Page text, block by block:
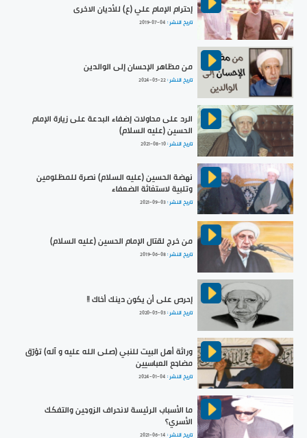
إحترام الإمام علي (ع) للأديان الاخرى
تاريخ النشر : 2019-07-04
من مظاهر الإحسان إلى الوالدين
تاريخ النشر :2024-05-22
الرد على محاولات إضفاء البدعة على زيارة الإمام
الحسين (عليه السلام)
تاريخ النشر :2021-08-10
نهضة الحسين (عليه السلام) نصرة للمظلومين
وتلبية لاستغاثة الضعفاء
تاريخ النشر :2021-09-03
من خرج لقتال الإمام الحسين (عليه السلام)
تاريخ النشر :2019-06-08
إحرص على أن يكون دينك أخاك !!
تاريخ النشر :2020-05-03
وراثة أهل البيت للنبي (صلى الله عليه و آله) تؤرّق
مضاجع العباسيين
تاريخ النشر : 2024-01-04
ما الأسباب الرئيسة لانحراف الزوجين والتفكك
الأسري؟
تاريخ النشر : 2021-06-14